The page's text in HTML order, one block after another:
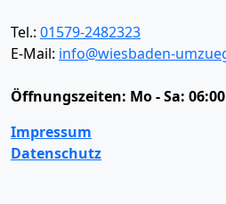
Tel.: 01579-2482323
E-Mail: info@wiesbaden-
Öffnungszeiten: Mo - Sa:
Impressum
Datenschutz